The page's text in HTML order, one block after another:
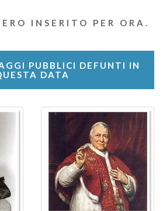
INSERITO PER ORA.
PUBBLICI DEFUNTI IN
DATA